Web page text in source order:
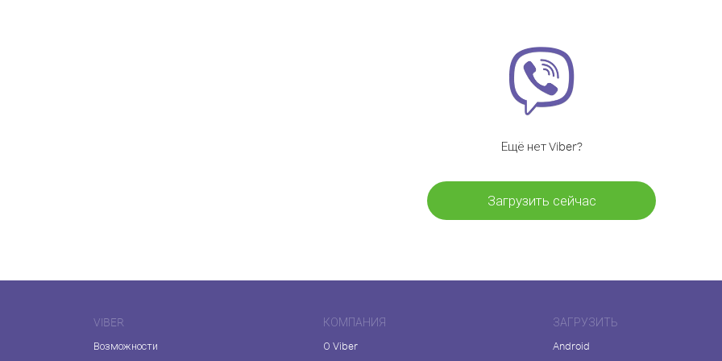
Ещё нет Viber?
Загрузить сейчас
VIBER
Возможности
КОМПАНИЯ
О Viber
ЗАГРУЗИТЬ
Android